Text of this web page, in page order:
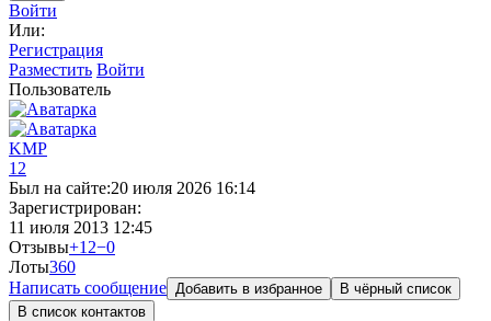
Войти
Или:
Регистрация
Разместить Войти
Пользователь
KMP
12
Был на сайте:20 июля 2026 16:14
Зарегистрирован:
11 июля 2013 12:45
Отзывы+12−0
Лоты360
Написать сообщение Добавить в избранное
В чёрный список
В список контактов